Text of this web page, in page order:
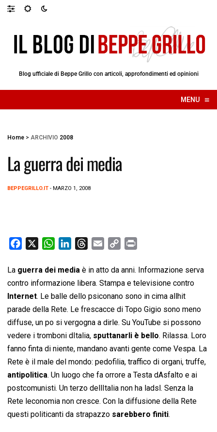
Blog ufficiale di Beppe Grillo con articoli, approfondimenti ed opinioni
MENU ≡
☰
Home > ARCHIVIO 2008
La guerra dei media
BEPPEGRILLO.IT - MARZO 1, 2008
c
e
b
o
o
k
W
a
t
s
A
p
p
n
k
e
d
I
n
r
e
a
d
s
a
i
l
p
y
L
i
n
k
i
n
t
La guerra dei media è in atto da anni. Informazione serva
contro informazione libera. Stampa e televisione contro
Internet. Le balle dello psiconano sono in cima allhit
parade della Rete. Le frescacce di Topo Gigio sono meno
diffuse, un po si vergogna a dirle. Su YouTube si possono
vedere i tromboni dItalia, sputtanarli è bello. Rilassa. Loro
fanno finta di niente, mandano avanti gente come Vespa. La
Rete è il male del mondo: pedofilia, traffico di organi, truffe,
antipolitica. Un luogo che fa orrore a Testa dAsfalto e ai
postcomunisti. Un terzo dellItalia non ha ladsl. Senza la
Rete leconomia non cresce. Con la diffusione della Rete
questi politicanti da strapazzo sarebbero finiti.